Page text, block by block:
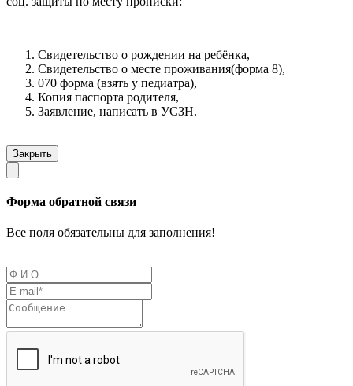
Свидетельство о рождении на ребёнка,
Свидетельство о месте проживания(форма 8),
070 форма (взять у педиатра),
Копия паспорта родителя,
Заявление, написать в УСЗН.
Закрыть
Форма обратной связи
Все поля обязательны для заполнения!